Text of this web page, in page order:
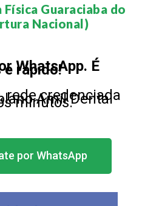
Guaraciaba do
Nacional)​
WhatsApp. É
e rápido!
rede credenciada
Amil Dental
minutos.
por WhatsApp